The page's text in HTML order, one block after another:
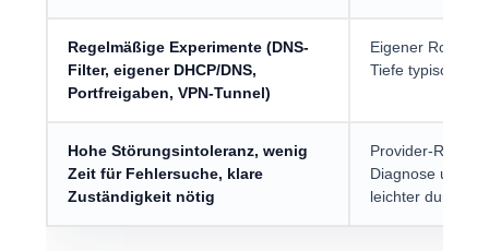
Regelmäßige Experimente (DNS-
Filter, eigener DHCP/DNS,
Portfreigaben, VPN-Tunnel)
Eigener Router,
Tiefe
Hohe Störungsintoleranz, wenig
Zeit für Fehlersuche, klare
Zuständigkeit nötig
Provider-
Diagnose und
leichter